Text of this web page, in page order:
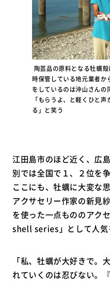
陶芸品の原料となる牡蠣
時保管している地元業者
をしているのは沖山さん
「もらうよ、と軽くひと
る」と笑う
江田島市のほど近く、広
別では全国で１、２位を
ここにも、牡蠣に大変な
アクサセリー作家の新見
を使った一点もののアク
shell series」として人気
「私、牡蠣が大好きで。
れていくのは忍びない。